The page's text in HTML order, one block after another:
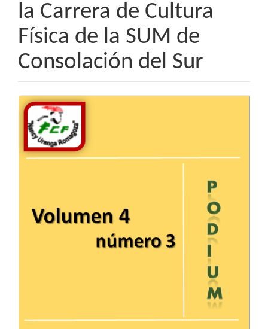
la Carrera de Cultura
Física de la SUM de
Consolación del Sur
Barra
lateral
del